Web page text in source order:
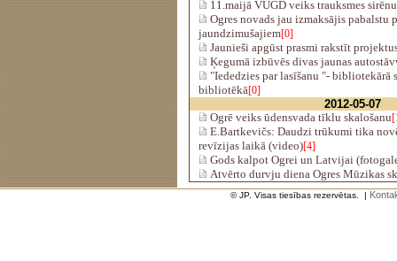
11.maijā VUGD veiks trauksmes
Ogres novads jau izmaksājis pabalstu
jaundzimušajiem[0]
Jaunieši apgūst prasmi rakstīt
Ķegumā izbūvēs divas jaunas
"Iededzies par lasīšanu "- bibliotekārā
bibliotēkā[0]
2012-05-07
Ogrē veiks ūdensvada tīklu skalošanu
E.Bartkevičs: Daudzi trūkumi tika
revīzijas laikā (video)[4]
Gods kalpot Ogrei un Latvijai
Atvērto durvju diena Ogres Mūzikas
© JP. Visas tiesības rezervētas. |